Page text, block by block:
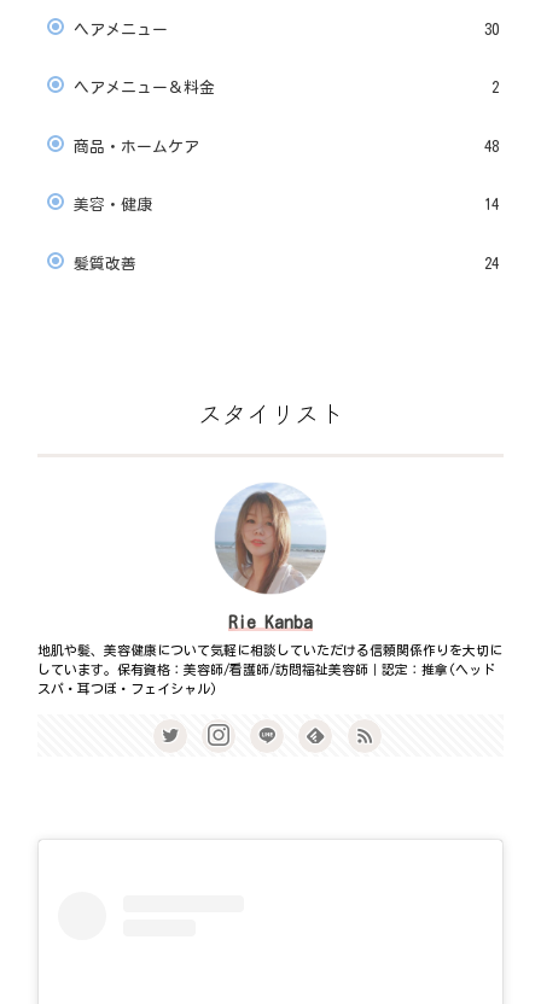
ヘアメニュー 30
ヘアメニュー＆料金 2
商品・ホームケア 48
美容・健康 14
髪質改善 24
スタイリスト
Rie Kanba
地肌や髪、美容健康について気軽に相談していただける信頼関係作りを大切に
しています。保有資格：美容師/看護師/訪問福祉美容師｜認定：推拿(ヘッド
スパ・耳つぼ・フェイシャル)